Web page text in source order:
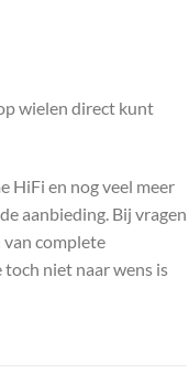
wielen direct kunt
HiFi en nog veel meer
aanbieding. Bij vragen
complete
niet naar wens is